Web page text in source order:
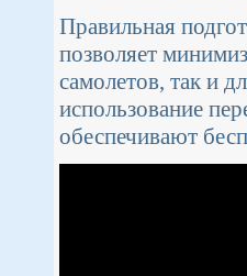
Правильная
позволяет
самолетов, так и
использование
обеспечивают